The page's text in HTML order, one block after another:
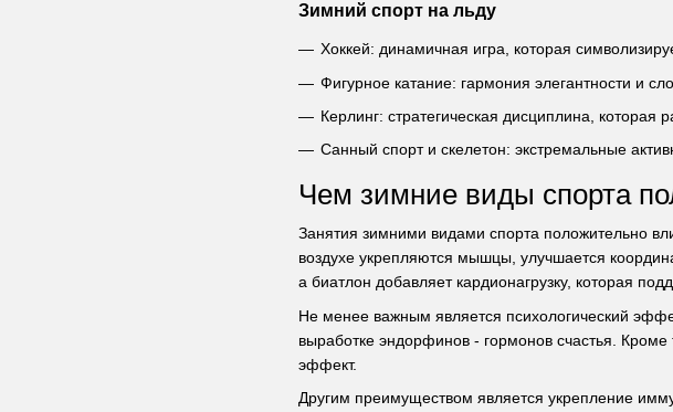
Зимний спорт на льду
Хоккей: динамичная игра, которая
Фигурное катание: гармония элегантности и
Керлинг: стратегическая дисциплина, которая
Санный спорт и скелетон: экстремальные
Чем зимние виды спорта
Занятия зимними видами спорта положительно
воздухе укрепляются мышцы, улучшается
а биатлон добавляет кардионагрузку, которая
Не менее важным является психологический
выработке эндорфинов - гормонов счастья.
эффект.
Другим преимуществом является укрепление